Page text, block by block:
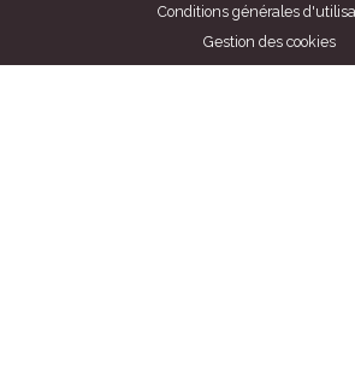
Conditions générales
Gestion des cookies